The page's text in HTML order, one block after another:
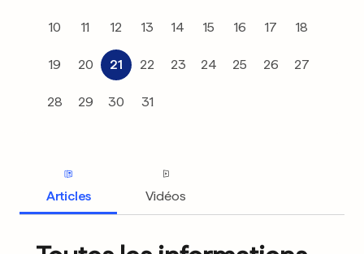
10 11 12 13 14 15 16 17 18
19 20 21 22 23 24 25 26 27
28 29 30 31
Articles Vidéos